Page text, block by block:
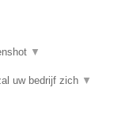
▼
uw bedrijf zich ▼